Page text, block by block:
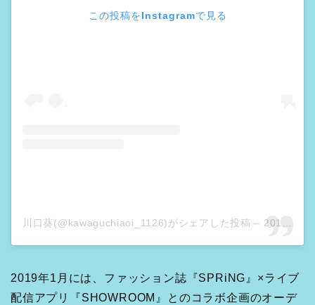
この投稿をInstagramで見る
川口葵(@kawaguchiaoi_1126)がシェアした投稿 – 2019年 1月月23日午前5時05分PST
2019年1月には、ファッション誌『SPRiNG』×ライブ
配信アプリ『SHOWROOM』とのコラボ企画のオーデ